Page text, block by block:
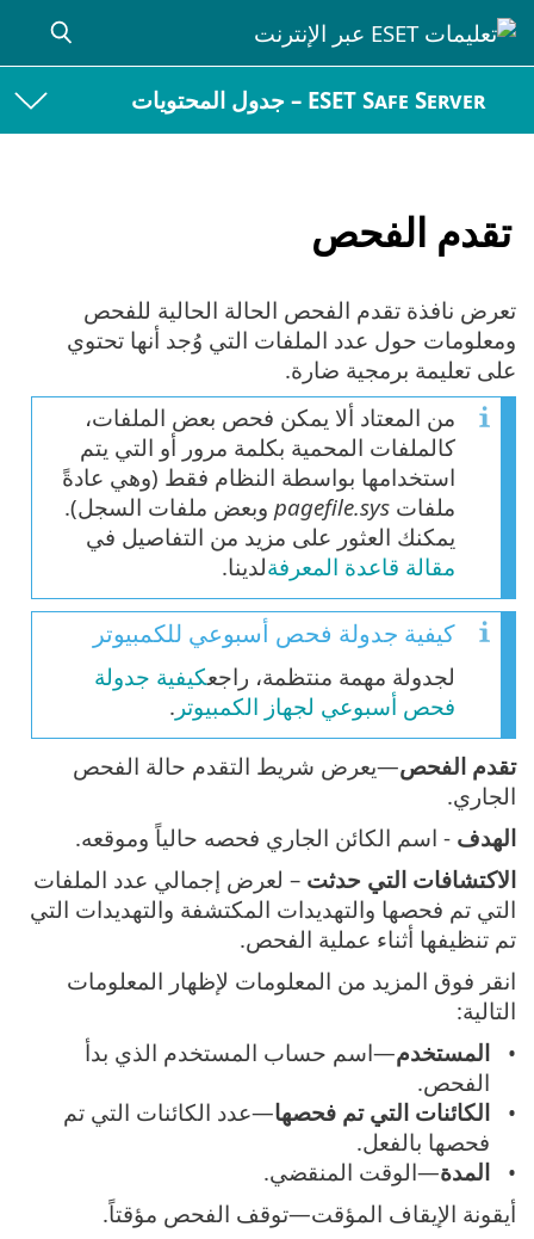
ESET Safe Server – جدول المحتويات
تقدم الفحص
تعرض نافذة تقدم الفحص الحالة الحالية للفحص
ومعلومات حول عدد الملفات التي وُجد أنها تحتوي
على تعليمة برمجية ضارة.
من المعتاد ألا يمكن فحص بعض الملفات،
كالملفات المحمية بكلمة مرور أو التي يتم
استخدامها بواسطة النظام فقط (وهي عادةً
ملفات pagefile.sys وبعض ملفات السجل).
يمكنك العثور على مزيد من التفاصيل في
مقالة قاعدة المعرفةلدينا.
كيفية جدولة فحص أسبوعي للكمبيوتر
لجدولة مهمة منتظمة، راجعكيفية جدولة
فحص أسبوعي لجهاز الكمبيوتر .
تقدم الفحص—يعرض شريط التقدم حالة الفحص
الجاري.
الهدف - اسم الكائن الجاري فحصه حالياً وموقعه.
الاكتشافات التي حدثت – لعرض إجمالي عدد الملفات
التي تم فحصها والتهديدات المكتشفة والتهديدات التي
تم تنظيفها أثناء عملية الفحص.
انقر فوق المزيد من المعلومات لإظهار المعلومات
التالية:
المستخدم—اسم حساب المستخدم الذي بدأ
الفحص.
الكائنات التي تم فحصها—عدد الكائنات التي تم
فحصها بالفعل.
المدة—الوقت المنقضي.
أيقونة الإيقاف المؤقت—توقف الفحص مؤقتاً.